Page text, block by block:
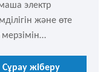
электр
және өте
Лиджингда
Сұрау жіберу